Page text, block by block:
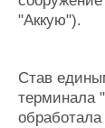
"Аккую").
Став
терминала